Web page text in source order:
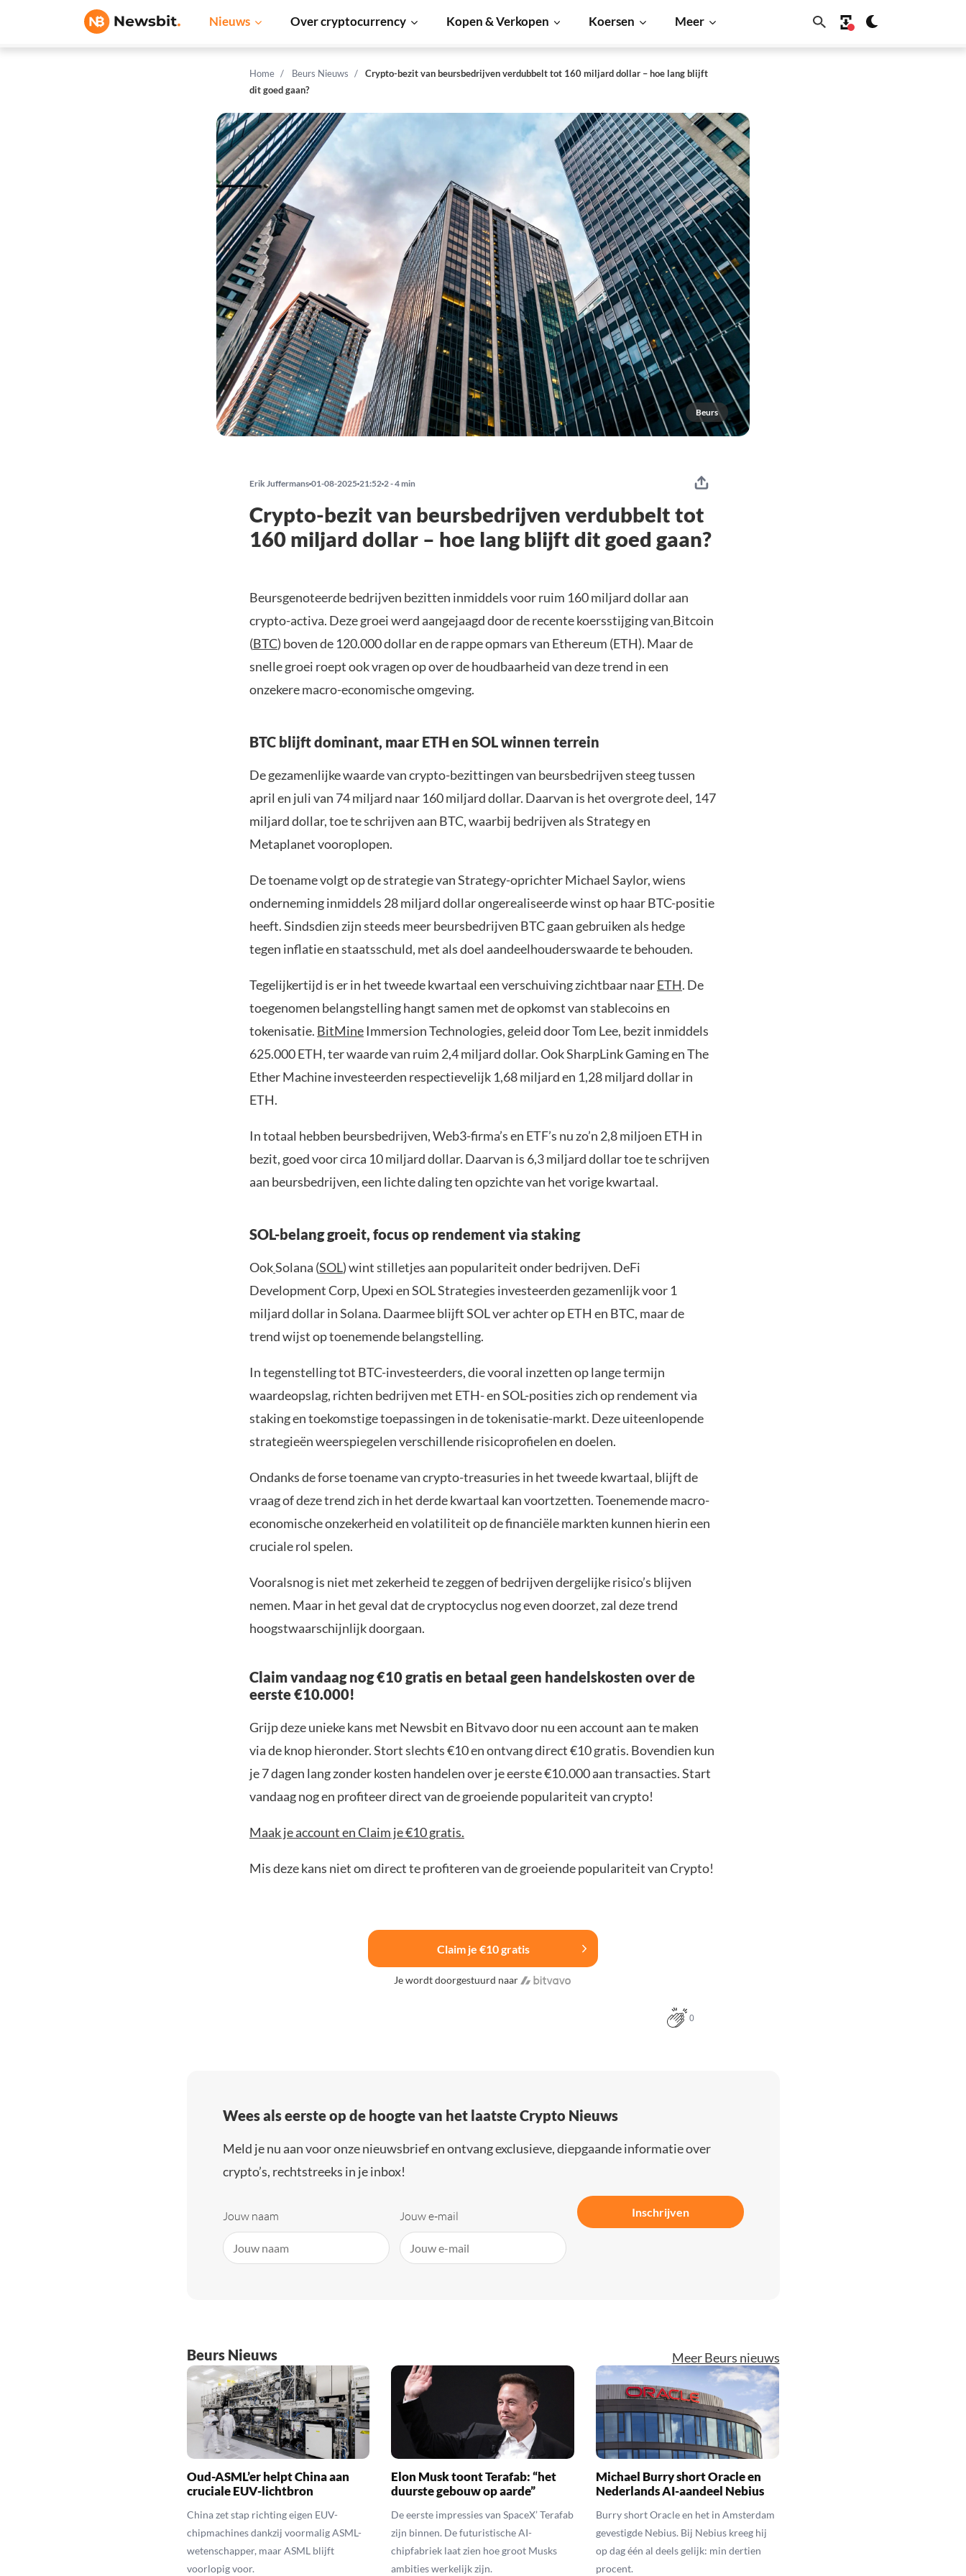
Nieuws Over cryptocurrency Kopen & Verkopen Koersen Meer
Home Beurs Nieuws
Crypto-bezit van beursbedrijven verdubbelt tot 160 miljard dollar – hoe lang blijft
dit goed gaan?
Beurs
Erik Juffermans 01-08-2025 21:52 2 - 4 min
Crypto-bezit van beursbedrijven verdubbelt tot
160 miljard dollar – hoe lang blijft dit goed gaan?
Beursgenoteerde bedrijven bezitten inmiddels voor ruim 160 miljard dollar aan
crypto-activa. Deze groei werd aangejaagd door de recente koersstijging van Bitcoin
(BTC) boven de 120.000 dollar en de rappe opmars van Ethereum (ETH). Maar de
snelle groei roept ook vragen op over de houdbaarheid van deze trend in een
onzekere macro-economische omgeving.
BTC blijft dominant, maar ETH en SOL winnen terrein
De gezamenlijke waarde van crypto-bezittingen van beursbedrijven steeg tussen
april en juli van 74 miljard naar 160 miljard dollar. Daarvan is het overgrote deel, 147
miljard dollar, toe te schrijven aan BTC, waarbij bedrijven als Strategy en
Metaplanet vooroplopen.
De toename volgt op de strategie van Strategy-oprichter Michael Saylor, wiens
onderneming inmiddels 28 miljard dollar ongerealiseerde winst op haar BTC-positie
heeft. Sindsdien zijn steeds meer beursbedrijven BTC gaan gebruiken als hedge
tegen inflatie en staatsschuld, met als doel aandeelhouderswaarde te behouden.
Tegelijkertijd is er in het tweede kwartaal een verschuiving zichtbaar naarETH. De
toegenomen belangstelling hangt samen met de opkomst van stablecoins en
tokenisatie. BitMine Immersion Technologies, geleid door Tom Lee, bezit inmiddels
625.000 ETH, ter waarde van ruim 2,4 miljard dollar. Ook SharpLink Gaming en The
Ether Machine investeerden respectievelijk 1,68 miljard en 1,28 miljard dollar in
ETH.
In totaal hebben beursbedrijven, Web3-firma’s en ETF’s nu zo’n 2,8 miljoen ETH in
bezit, goed voor circa 10 miljard dollar. Daarvan is 6,3 miljard dollar toe te schrijven
aan beursbedrijven, een lichte daling ten opzichte van het vorige kwartaal.
SOL-belang groeit, focus op rendement via staking
OokSolana (SOL) wint stilletjes aan populariteit onder bedrijven. DeFi
Development Corp, Upexi en SOL Strategies investeerden gezamenlijk voor 1
miljard dollar in Solana. Daarmee blijft SOL ver achter op ETH en BTC, maar de
trend wijst op toenemende belangstelling.
In tegenstelling tot BTC-investeerders, die vooral inzetten op lange termijn
waardeopslag, richten bedrijven met ETH- en SOL-posities zich op rendement via
staking en toekomstige toepassingen in de tokenisatie-markt. Deze uiteenlopende
strategieën weerspiegelen verschillende risicoprofielen en doelen.
Ondanks de forse toename van crypto-treasuries in het tweede kwartaal, blijft de
vraag of deze trend zich in het derde kwartaal kan voortzetten. Toenemende macro-
economische onzekerheid en volatiliteit op de financiële markten kunnen hierin een
cruciale rol spelen.
Vooralsnog is niet met zekerheid te zeggen of bedrijven dergelijke risico’s blijven
nemen. Maar in het geval dat de cryptocyclus nog even doorzet, zal deze trend
hoogstwaarschijnlijk doorgaan.
Claim vandaag nog €10 gratis en betaal geen handelskosten over de
eerste €10.000!
Grijp deze unieke kans met Newsbit en Bitvavo door nu een account aan te maken
via de knop hieronder. Stort slechts €10 en ontvang direct €10 gratis. Bovendien kun
je 7 dagen lang zonder kosten handelen over je eerste €10.000 aan transacties. Start
vandaag nog en profiteer direct van de groeiende populariteit van crypto!
Maak je account en Claim je €10 gratis.
Mis deze kans niet om direct te profiteren van de groeiende populariteit van Crypto!
Claim je €10 gratis
Je wordt doorgestuurd naar
0
Wees als eerste op de hoogte van het laatste Crypto Nieuws
Meld je nu aan voor onze nieuwsbrief en ontvang exclusieve, diepgaande informatie over
crypto’s, rechtstreeks in je inbox!
Jouw naam Jouw e-mail Inschrijven
Beurs Nieuws Meer Beurs nieuws
Oud-ASML’er helpt China aan
cruciale EUV-lichtbron
China zet stap richting eigen EUV-
chipmachines dankzij voormalig ASML-
wetenschapper, maar ASML blijft
voorlopig voor.
Elon Musk toont Terafab: “het
duurste gebouw op aarde”
De eerste impressies van SpaceX’ Terafab
zijn binnen. De futuristische AI-
chipfabriek laat zien hoe groot Musks
ambities werkelijk zijn.
Michael Burry short Oracle en
Nederlands AI-aandeel Nebius
Burry short Oracle en het in Amsterdam
gevestigde Nebius. Bij Nebius kreeg hij
op dag één al deels gelijk: min dertien
procent.